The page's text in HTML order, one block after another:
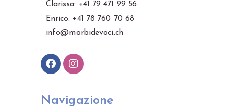
Clarissa: +41 79 471 99 56
Enrico: +41 78 760 70 68
info@morbidevoci.ch
Navigazione